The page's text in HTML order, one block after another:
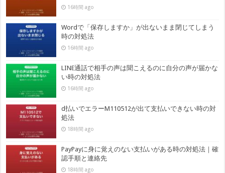
16時間 ago
Wordで「保存しますか」が出ないまま閉じてしまう
時の対処法
16時間 ago
LINE通話で相手の声は聞こえるのに自分の声が届かな
い時の対処法
16時間 ago
d払いでエラーM110512が出て支払いできない時の対
処法
18時間 ago
PayPayに身に覚えのない支払いがある時の対処法｜確
認手順と連絡先
18時間 ago